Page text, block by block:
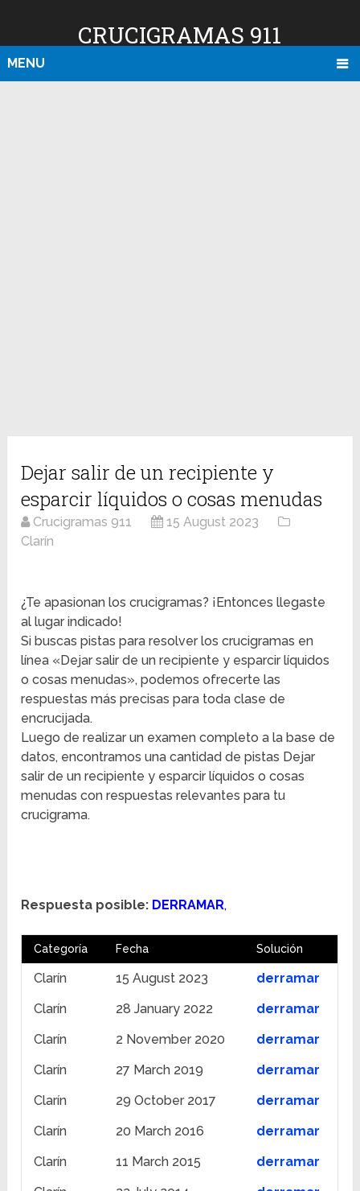
CRUCIGRAMAS 911
MENU
Dejar salir de un recipiente y
esparcir líquidos o cosas menudas
Crucigramas 911
15 August 2023
Clarín
¿Te apasionan los crucigramas? ¡Entonces llegaste
al lugar indicado!
Si buscas pistas para resolver los crucigramas en
línea «Dejar salir de un recipiente y esparcir líquidos
o cosas menudas», podemos ofrecerte las
respuestas más precisas para toda clase de
encrucijada.
Luego de realizar un examen completo a la base de
datos, encontramos una cantidad de pistas Dejar
salir de un recipiente y esparcir líquidos o cosas
menudas con respuestas relevantes para tu
crucigrama.
Respuesta posible: DERRAMAR,
Categoría Fecha Solución
Clarín 15 August 2023
derramar
Clarín
28 January 2022
derramar
Clarín
2 November 2020
derramar
Clarín
27 March 2019
derramar
Clarín
29 October 2017
derramar
Clarín
20 March 2016
derramar
Clarín
11 March 2015
derramar